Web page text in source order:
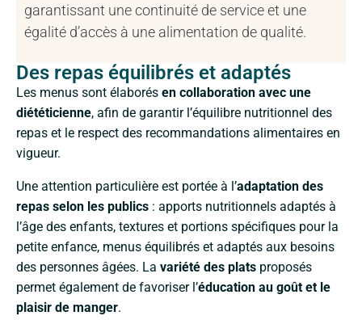
garantissant une continuité de service et une
égalité d’accès à une alimentation de qualité.
Des repas équilibrés et adaptés
Les menus sont élaborés en collaboration avec une
diététicienne, afin de garantir l’équilibre nutritionnel des
repas et le respect des recommandations alimentaires en
vigueur.
Une attention particulière est portée à l’adaptation des
repas selon les publics : apports nutritionnels adaptés à
l’âge des enfants, textures et portions spécifiques pour la
petite enfance, menus équilibrés et adaptés aux besoins
des personnes âgées. La variété des plats proposés
permet également de favoriser l’éducation au goût et le
plaisir de manger.